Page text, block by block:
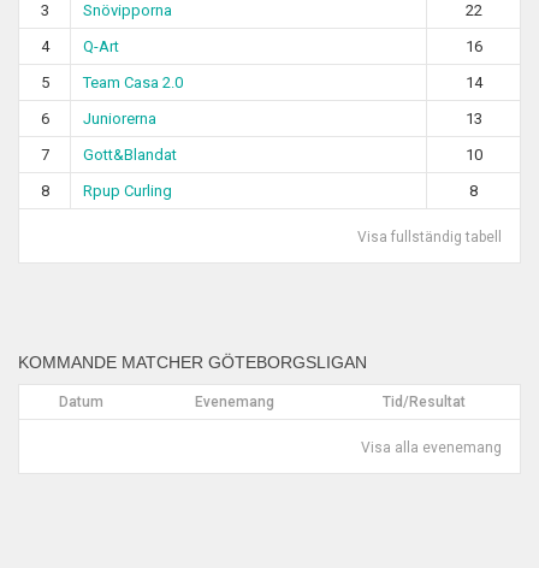
3
Snövipporna
22
4
Q-Art
16
5
Team Casa 2.0
14
6
Juniorerna
13
7
Gott&Blandat
10
8
Rpup Curling 8
Visa fullständig tabell
KOMMANDE MATCHER GÖTEBORGSLIGAN
Datum Evenemang Tid/Resultat
Visa alla evenemang